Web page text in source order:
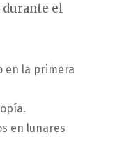
el
en la primera
en lunares